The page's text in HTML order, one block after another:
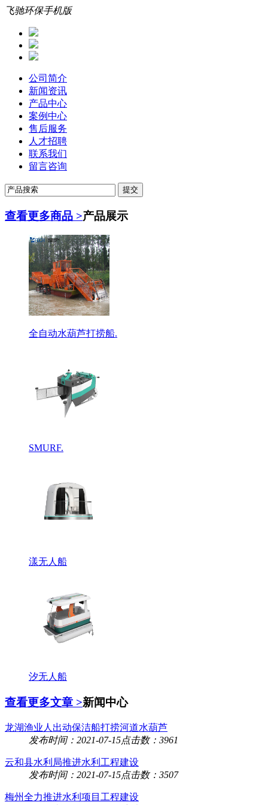
飞驰环保手机版
公司简介
新闻资讯
产品中心
案例中心
售后服务
人才招聘
联系我们
留言咨询
查看更多商品 >产品展示
全自动水葫芦打捞船.
SMURF.
漾无人船
汐无人船
查看更多文章 >新闻中心
龙湖渔业人出动保洁船打捞河道水葫芦
发布时间：2021-07-15点击数：3961
云和县水利局推进水利工程建设
发布时间：2021-07-15点击数：3507
梅州全力推进水利项目工程建设